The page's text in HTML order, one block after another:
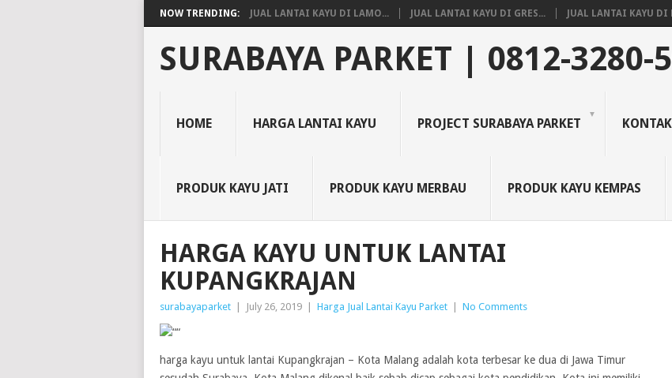
NOW TRENDING: JUAL LANTAI KAYU DI LAMO... JUAL LANTAI KAYU DI GRES... JUAL LANTAI KAYU DI
SURABAYA PARKET | 0812-3280-
HOME HARGA LANTAI KAYU PROJECT SURABAYA PARKET
PRODUK KAYU JATI PRODUK KAYU MERBAU PRODUK KAYU KEMPAS
HARGA KAYU UNTUK LANTAI
KUPANGKRAJAN
surabayaparket July 26, 2019 Harga Jual Lantai Kayu Parket No Comments
harga kayu untuk lantai Kupangkrajan – Kota Malang adalah kota terbesar ke dua di Jawa Timur